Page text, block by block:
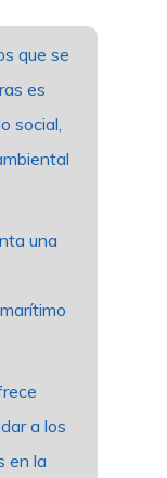
que se
es
social,
una
a los
en la